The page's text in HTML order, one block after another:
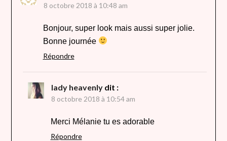
8 octobre 2018 à 10:48 am
Bonjour, super look mais aussi super jolie.
Bonne journée
Répondre
lady heavenly dit :
8 octobre 2018 à 10:54 am
Merci Mélanie tu es adorable
Répondre